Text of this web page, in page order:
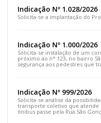
Indicação Nº 1.028/2026
Solicita-se a implantação do
Indicação Nº 1.000/2026
Solicita-se instalação de um
próximo ao n° 123, no bairro
segurança aos pedestres que
Indicação Nº 999/2026
Solicita-se análise da
transporte coletivo que atende
ônibus passe pela Rua São